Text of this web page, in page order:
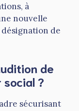
à
nouvelle
désignation de
de
social ?
sécurisant